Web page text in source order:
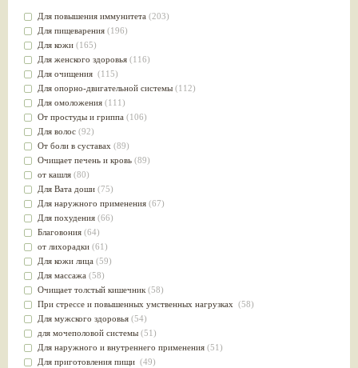
Для повышения иммунитета (203)
Для пищеварения (196)
Для кожи (165)
Для женского здоровья (116)
Для очищения (115)
Для опорно-двигательной системы (112)
Для омоложения (111)
От простуды и гриппа (106)
Для волос (92)
От боли в суставах (89)
Очищает печень и кровь (89)
от кашля (80)
Для Вата доши (75)
Для наружного применения (67)
Для похудения (66)
Благовония (64)
от лихорадки (61)
Для кожи лица (59)
Для массажа (58)
Очищает толстый кишечник (58)
При стрессе и повышенных умственных нагрузках (58)
Для мужского здоровья (54)
для мочеполовой системы (51)
Для наружного и внутреннего применения (51)
Для приготовления пищи (49)